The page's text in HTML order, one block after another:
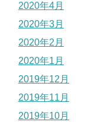
2020年4月
2020年3月
2020年2月
2020年1月
2019年12月
2019年11月
2019年10月